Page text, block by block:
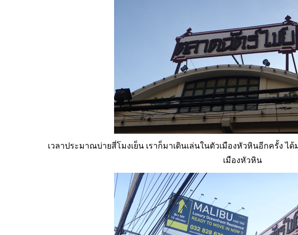
เวลาประมาณบ่ายสี่โมงเย็น เราก็มาเดินเล่นในตัวเมืองหัวหินอีกครั้ง ไ
เมืองหัวหิน